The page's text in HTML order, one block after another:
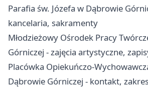
Parafia św. Józefa w Dąbrowie
kancelaria, sakramenty
Młodzieżowy Ośrodek Pracy
Górniczej - zajęcia artystyczne,
Placówka Opiekuńczo-
Dąbrowie Górniczej - kontakt,